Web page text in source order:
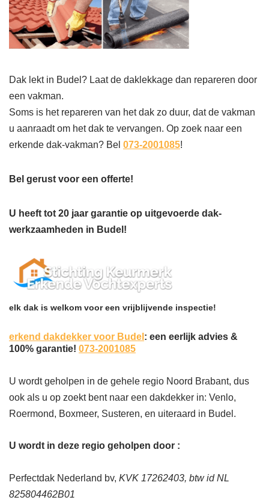
Dak lekt in Budel? Laat de daklekkage dan repareren door
een vakman.
Soms is het repareren van het dak zo duur, dat de vakman
u aanraadt om het dak te vervangen. Op zoek naar een
erkende dak-vakman? Bel 073-2001085!
Bel gerust voor een offerte!
U heeft tot 20 jaar garantie op uitgevoerde dak-
werkzaamheden in Budel!
elk dak is welkom voor een vrijblijvende inspectie!
erkend dakdekker voor Budel : een eerlijk advies &
100% garantie! 073-2001085
U wordt geholpen in de gehele regio Noord Brabant, dus
ook als u op zoekt bent naar een dakdekker in: Venlo,
Roermond, Boxmeer, Susteren, en uiteraard in Budel.
U wordt in deze regio geholpen door :
Perfectdak Nederland bv, KVK 17262403, btw id NL
825804462B01